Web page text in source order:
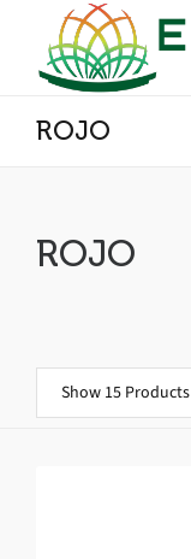
ROJO
ROJO
Show 15 Products